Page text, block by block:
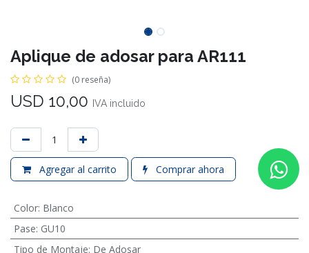
Aplique de adosar para AR111
(0 reseña)
USD 10,00 IVA incluido
Agregar al carrito Comprar ahora
Color: Blanco
Pase: GU10
Tipo de Montaje: De Adosar